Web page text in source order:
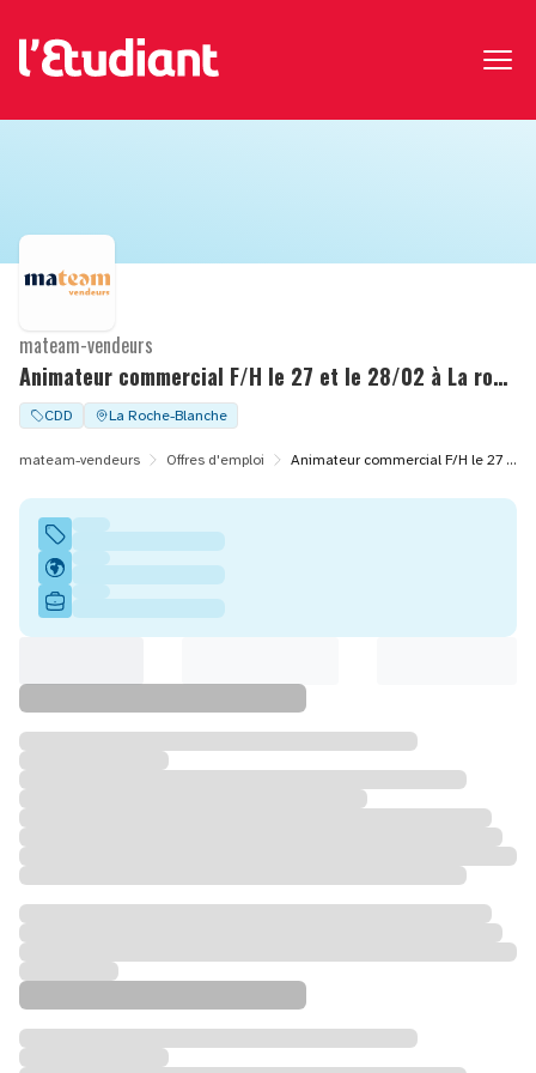
Animateur commercial F/H le 27 et le 28/02 à La roche-blanche (44)
mateam-vendeurs
CDD La Roche-Blanche
mateam-vendeurs Offres d'emploi Animateur commercial F/H le 27 et le 28/02 à La roche-blanche (44)